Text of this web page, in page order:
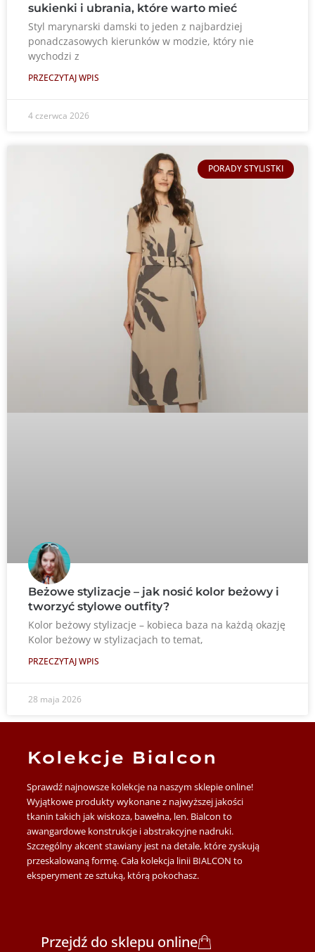
sukienki i ubrania, które warto mieć
Styl marynarski damski to jeden z najbardziej
ponadczasowych kierunków w modzie, który nie
wychodzi z
PRZECZYTAJ WPIS
4 czerwca 2026
PORADY STYLISTKI
Beżowe stylizacje – jak nosić kolor beżowy i
tworzyć stylowe outfity?
Kolor beżowy stylizacje – kobieca baza na każdą okazję
Kolor beżowy w stylizacjach to temat,
PRZECZYTAJ WPIS
28 maja 2026
Kolekcje Bialcon
Sprawdź najnowsze kolekcje na naszym sklepie online!
Wyjątkowe produkty wykonane z najwyższej jakości
tkanin takich jak wiskoza, bawełna, len. Bialcon to
awangardowe konstrukcje i abstrakcyjne nadruki.
Szczególny akcent stawiany jest na detale, które zyskują
przeskalowaną formę. Cała kolekcja linii BIALCON to
eksperyment ze sztuką, którą pokochasz.
Przejdź do sklepu online